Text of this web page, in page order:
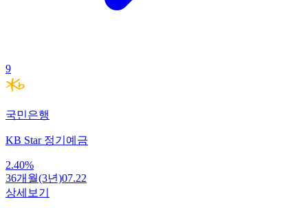
9
국민은행
KB Star 정기예금
2.40%
36개월(3년)07.22
상세보기